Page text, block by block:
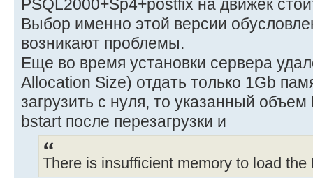
PSQL2000+Sp4+postfix на движек
Выбор именно этой версии
возникают проблемы.
Еще во время установки сервера
Allocation Size) отдать только 1Gb
загрузить с нуля, то указанный
bstart после перезагрузки и
There is insufficient memory to load